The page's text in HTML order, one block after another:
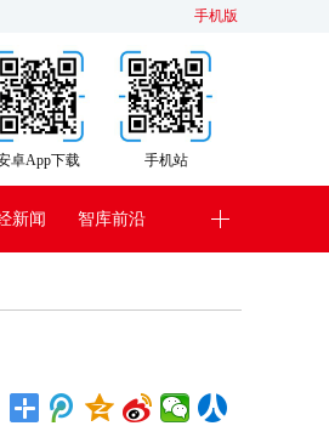
手机版
手机站
卓App下载
新闻 智库前沿